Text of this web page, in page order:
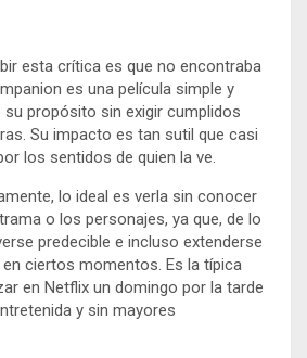
esta crítica es que no encontraba
es una película simple y
propósito sin exigir cumplidos
Su impacto es tan sutil que casi
los sentidos de quien la ve.
lo ideal es verla sin conocer
o los personajes, ya que, de lo
predecible e incluso extenderse
ciertos momentos. Es la típica
en Netflix un domingo por la tarde
y sin mayores